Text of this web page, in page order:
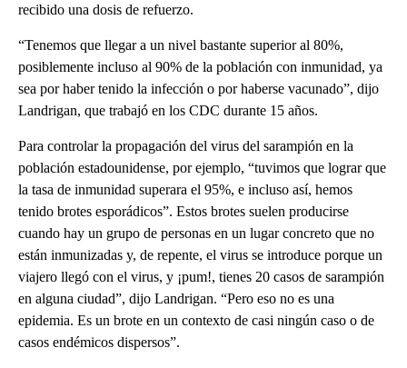
recibido una dosis de refuerzo.
“Tenemos que llegar a un nivel bastante superior al 80%,
posiblemente incluso al 90% de la población con inmunidad, ya
sea por haber tenido la infección o por haberse vacunado”, dijo
Landrigan, que trabajó en los CDC durante 15 años.
Para controlar la propagación del virus del sarampión en la
población estadounidense, por ejemplo, “tuvimos que lograr que
la tasa de inmunidad superara el 95%, e incluso así, hemos
tenido brotes esporádicos”. Estos brotes suelen producirse
cuando hay un grupo de personas en un lugar concreto que no
están inmunizadas y, de repente, el virus se introduce porque un
viajero llegó con el virus, y ¡pum!, tienes 20 casos de sarampión
en alguna ciudad”, dijo Landrigan. “Pero eso no es una
epidemia. Es un brote en un contexto de casi ningún caso o de
casos endémicos dispersos”.